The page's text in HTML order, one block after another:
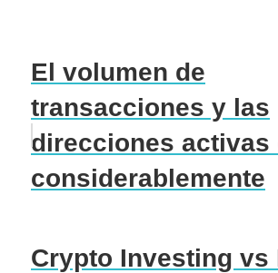
El volumen de
transacciones y las
direcciones activas
considerablemente
Crypto Investing vs